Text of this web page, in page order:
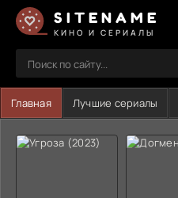
SITENAME
КИНО И СЕРИАЛЫ
Главная Лучшие сериалы